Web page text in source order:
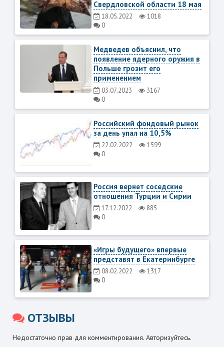
Свердловской области 18 мая
18.05.2022
1018
0
Медведев объяснил, что
появление ядерного оружия в
Польше грозит его
применением
03.07.2023
3167
0
Российский фондовый рынок
за день упал на 10,5%
22.02.2022
1599
0
Россия вернет соседские
отношения Турции и Сирии
17.12.2022
885
0
«Игры будущего» впервые
представят в Екатеринбурге
08.02.2022
1317
0
ОТЗЫВЫ
Недостаточно прав для комментирования. Авторизуйтесь.